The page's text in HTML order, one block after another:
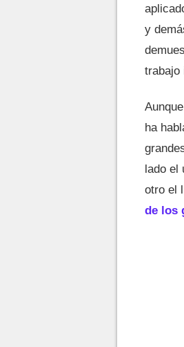
y
trabajo
ha
lado el
otro el
de los